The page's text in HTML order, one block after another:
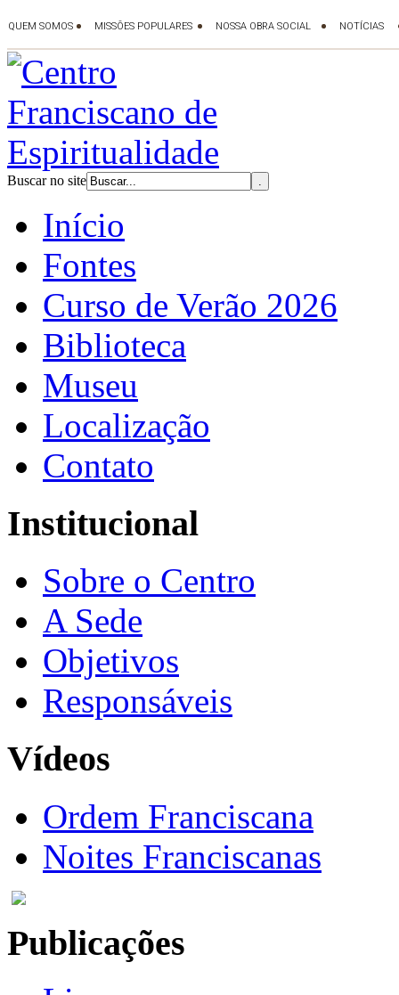
Buscar no site
Início
Fontes
Curso de Verão 2026
Biblioteca
Museu
Localização
Contato
Institucional
Sobre o Centro
A Sede
Objetivos
Responsáveis
Vídeos
Ordem Franciscana
Noites Franciscanas
Publicações